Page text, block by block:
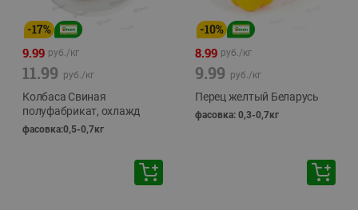
-17%
9.99 руб./кг
11.99 руб./кг
Колбаса Свиная
полуфабрикат, охлажд
фасовка:0,5-0,7кг
-10%
8.99 руб./кг
9.99 руб./кг
Перец желтый Беларусь
фасовка: 0,3-0,7кг